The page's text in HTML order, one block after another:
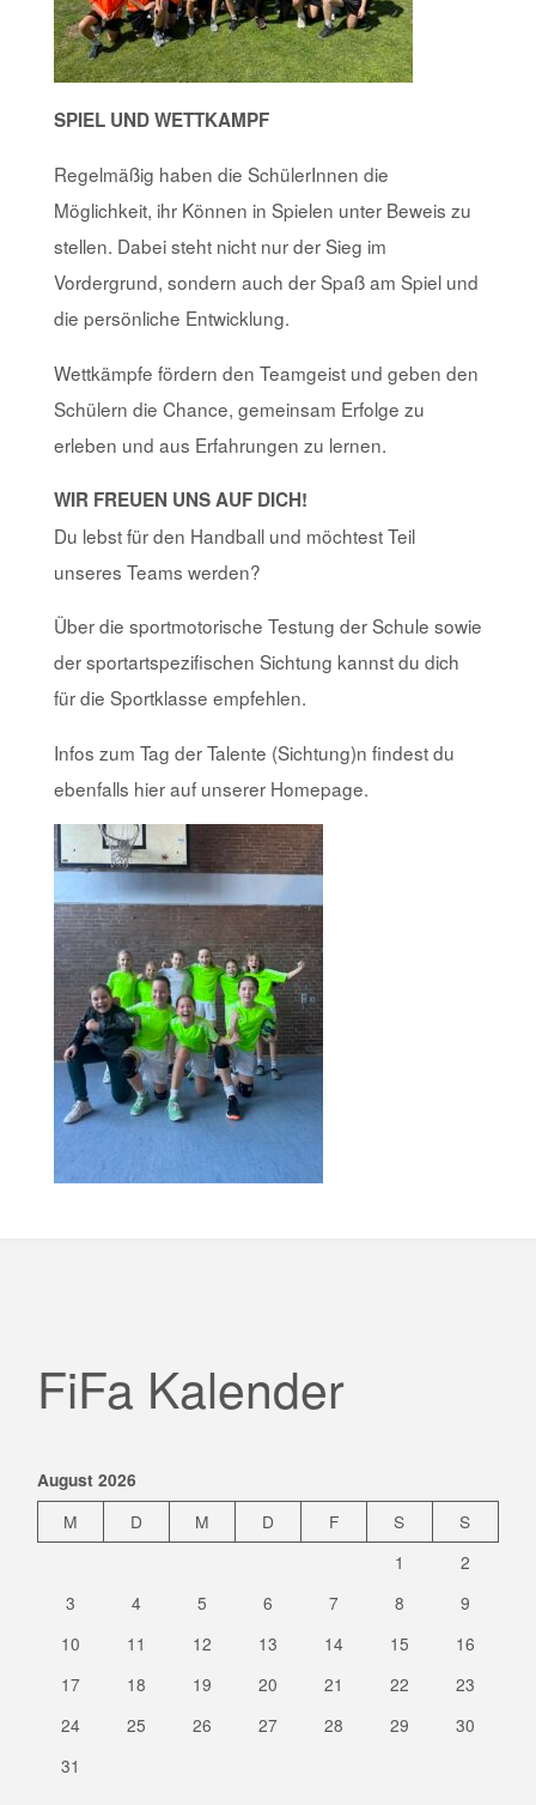
SPIEL UND WETTKAMPF
Regelmäßig haben die SchülerInnen die
Möglichkeit, ihr Können in Spielen unter Beweis zu
stellen. Dabei steht nicht nur der Sieg im
Vordergrund, sondern auch der Spaß am Spiel und
die persönliche Entwicklung.
Wettkämpfe fördern den Teamgeist und geben den
Schülern die Chance, gemeinsam Erfolge zu
erleben und aus Erfahrungen zu lernen.
WIR FREUEN UNS AUF DICH!
Du lebst für den Handball und möchtest Teil
unseres Teams werden?
Über die sportmotorische Testung der Schule sowie
der sportartspezifischen Sichtung kannst du dich
für die Sportklasse empfehlen.
Infos zum Tag der Talente (Sichtung)n findest du
ebenfalls hier auf unserer Homepage.
FiFa Kalender
August 2026
M D M D F S
S
1
2
3
4 5 6 7 8
9
10
11 12 13 14 15
16
17
18 19 20 21 22
23
24
25 26 27 28 29
30
31